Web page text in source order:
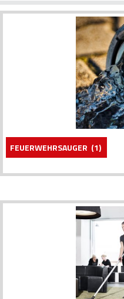
FEUERWEHRSAUGER (1)